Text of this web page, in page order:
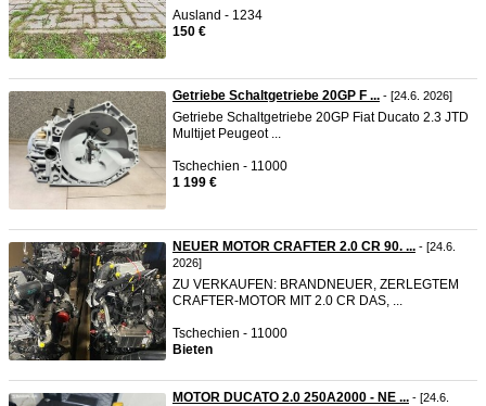
Ausland - 1234
150 €
Getriebe Schaltgetriebe 20GP F ... - [24.6. 2026]
Getriebe Schaltgetriebe 20GP Fiat Ducato 2.3 JTD
Multijet Peugeot ...
Tschechien - 11000
1 199 €
NEUER MOTOR CRAFTER 2.0 CR 90. ... - [24.6.
2026]
ZU VERKAUFEN: BRANDNEUER, ZERLEGTEM
CRAFTER-MOTOR MIT 2.0 CR DAS, ...
Tschechien - 11000
Bieten
MOTOR DUCATO 2.0 250A2000 - NE ... - [24.6.